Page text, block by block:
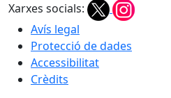
Xarxes socials:
Avís legal
Protecció de dades
Accessibilitat
Crèdits